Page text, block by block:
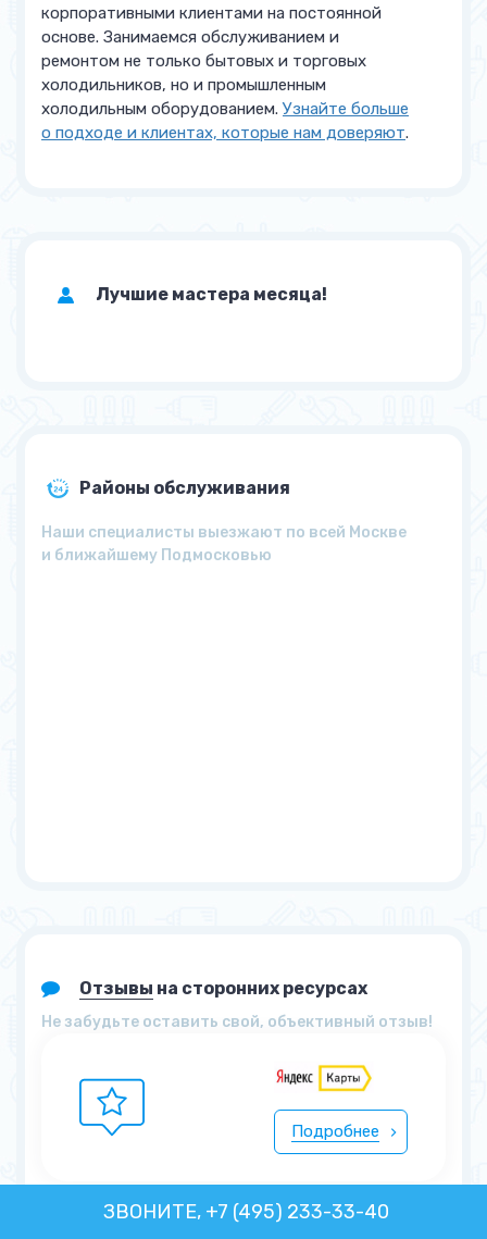
корпоративными клиентами на постоянной
основе. Занимаемся обслуживанием и
ремонтом не только бытовых и торговых
холодильников, но и промышленным
холодильным оборудованием.Узнайте больше
о подходе и клиентах, которые нам доверяют.
Лучшие мастера месяца!
Районы обслуживания
Наши специалисты выезжают по всей Москве
и ближайшему Подмосковью
Отзывы на сторонних ресурсах
Не забудьте оставить свой, объективный отзыв!
Подробнее
ЗВОНИТЕ, +7 (495) 233-33-40